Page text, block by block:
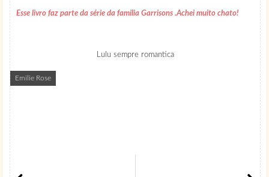
Emilie Rose
Esse livro faz parte da série da familia Garrisons .Achei muito chato!
Lulu sempre romantica